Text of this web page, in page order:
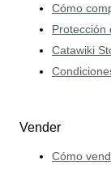
Cómo
Protección
Catawiki
Vender
Cómo